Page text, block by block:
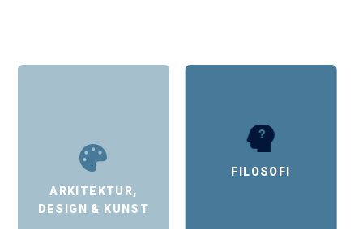
ARKITEKTUR,
DESIGN & KUNST
FILOSOFI